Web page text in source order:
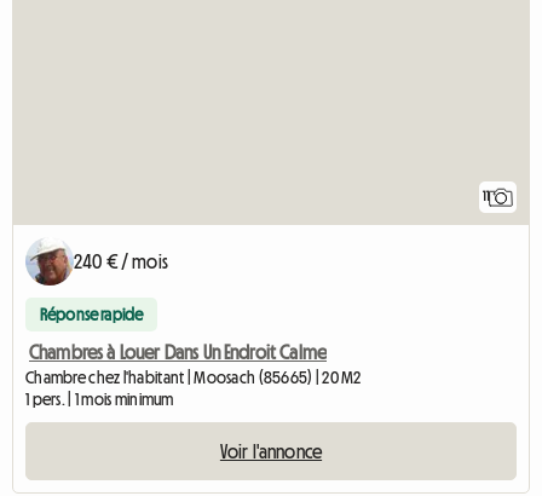
11
240 € / mois
Réponse rapide
Chambres à Louer Dans Un Endroit Calme
Chambre chez l'habitant | Moosach (85665) | 20 M2
1 pers. | 1 mois minimum
Voir l'annonce